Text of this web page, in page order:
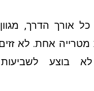
כל אורך הדרך,
אחת. לא
בוצע